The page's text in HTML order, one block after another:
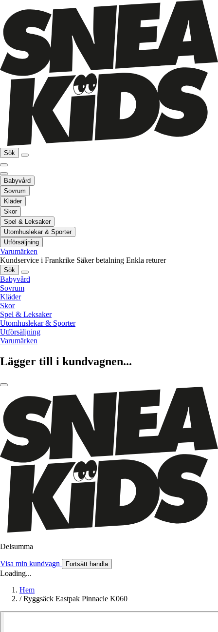
Sök
Babyvård
Sovrum
Kläder
Skor
Spel & Leksaker
Utomhuslekar & Sporter
Utförsäljning
Varumärken
Kundservice i Frankrike Säker betalning Enkla returer
Sök
Babyvård
Sovrum
Kläder
Skor
Spel & Leksaker
Utomhuslekar & Sporter
Utförsäljning
Varumärken
Lägger till i kundvagnen...
Delsumma
Visa min kundvagn Fortsätt handla
Loading...
Hem
/ Ryggsäck Eastpak Pinnacle K060